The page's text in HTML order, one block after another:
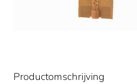
Productomschrijving